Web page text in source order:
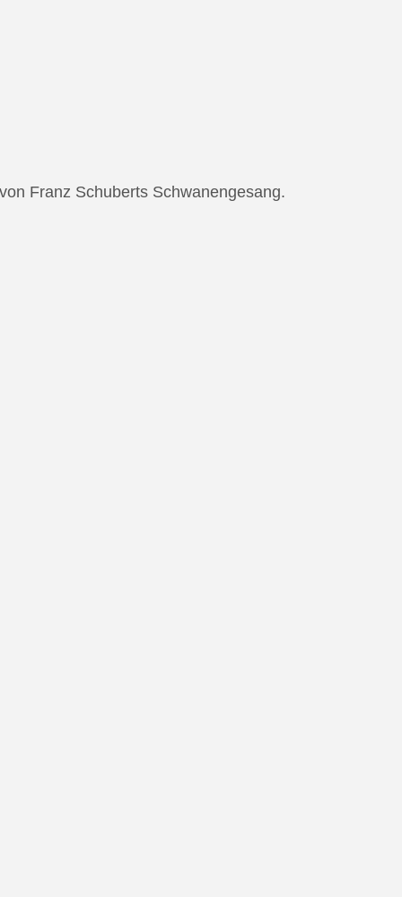
Franz Schuberts Schwanengesang.